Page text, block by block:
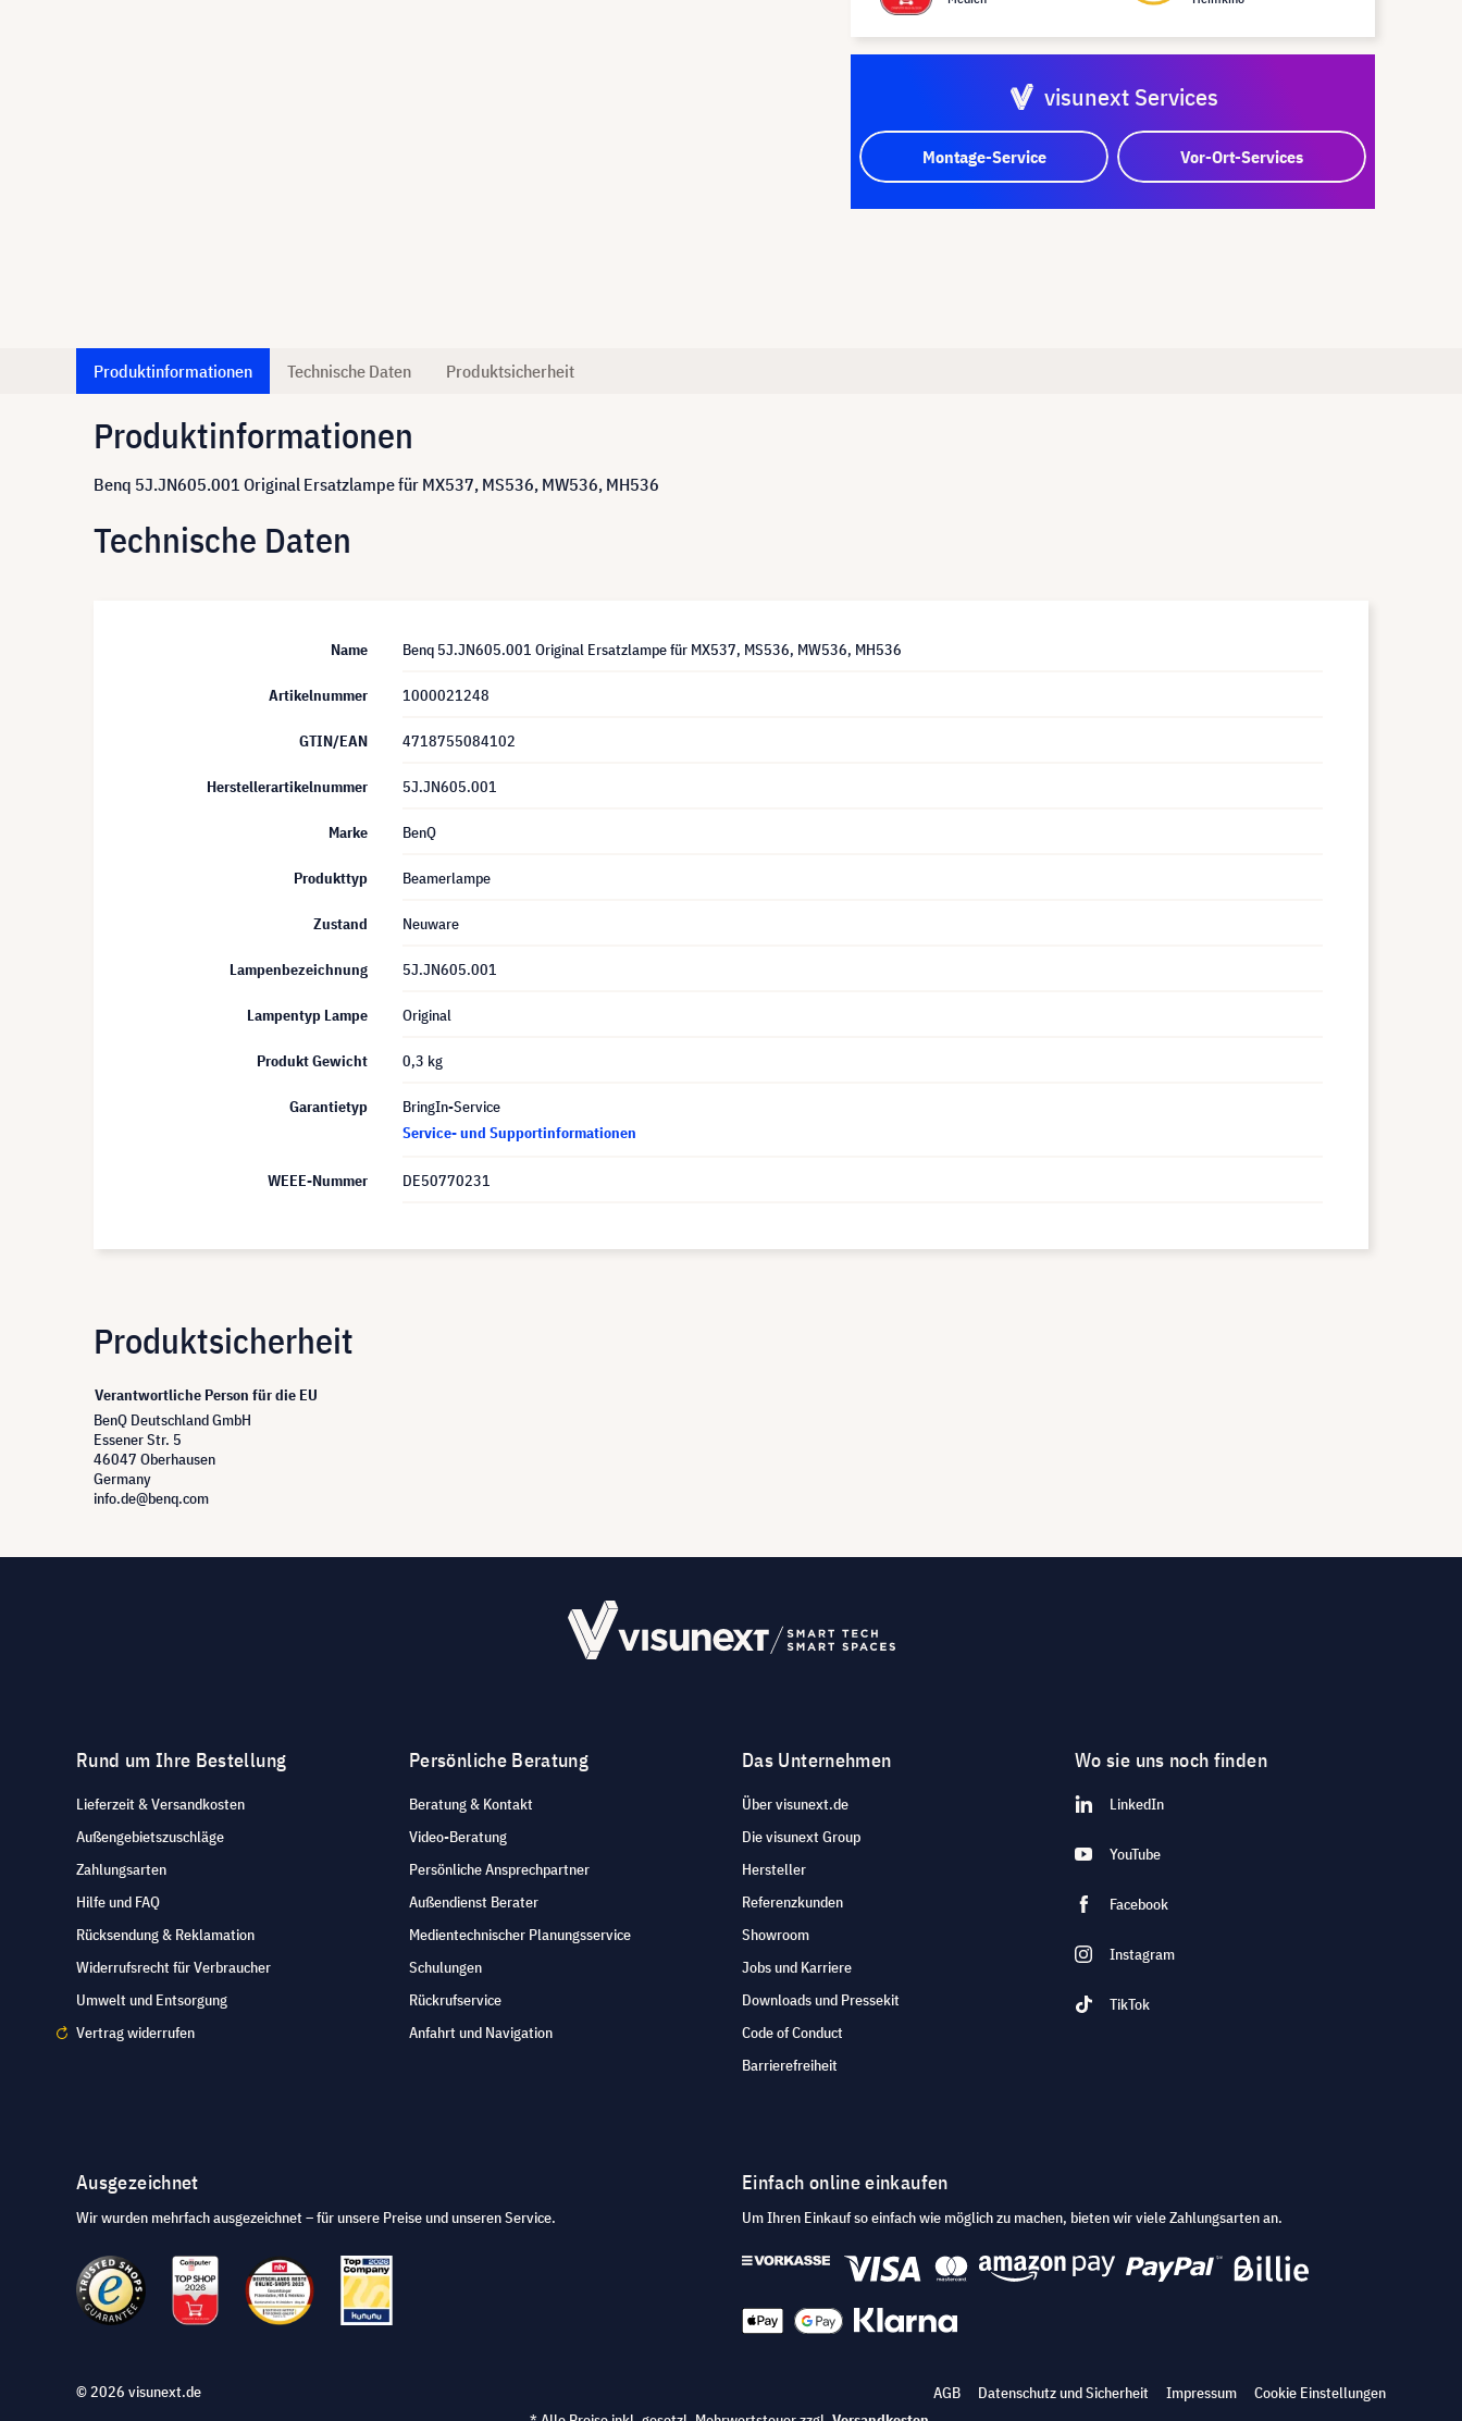
visunext Services
Montage-Service Vor-Ort-Services
Produktinformationen Technische Daten Produktsicherheit
Produktinformationen
Benq 5J.JN605.001 Original Ersatzlampe für MX537, MS536, MW536, MH536
Technische Daten
Name Benq 5J.JN605.001 Original Ersatzlampe für MX537, MS536, MW536, MH536
Artikelnummer 1000021248
GTIN/EAN 4718755084102
Herstellerartikelnummer 5J.JN605.001
Marke BenQ
Produkttyp Beamerlampe
Zustand Neuware
Lampenbezeichnung 5J.JN605.001
Lampentyp Lampe Original
Produkt Gewicht 0,3 kg
Garantietyp
BringIn-Service
Service- und Supportinformationen
WEEE-Nummer DE50770231
Produktsicherheit
Verantwortliche Person für die EU
BenQ Deutschland GmbH
Essener Str. 5
46047 Oberhausen
Germany
info.de@benq.com
Rund um Ihre Bestellung
Lieferzeit & Versandkosten
Außengebietszuschläge
Zahlungsarten
Hilfe und FAQ
Rücksendung & Reklamation
Widerrufsrecht für Verbraucher
Umwelt und Entsorgung
Vertrag widerrufen
Persönliche Beratung
Beratung & Kontakt
Video-Beratung
Persönliche Ansprechpartner
Außendienst Berater
Medientechnischer Planungsservice
Schulungen
Rückrufservice
Anfahrt und Navigation
Das Unternehmen
Über visunext.de
Die visunext Group
Hersteller
Referenzkunden
Showroom
Jobs und Karriere
Downloads und Pressekit
Code of Conduct
Barrierefreiheit
Wo sie uns noch finden
LinkedIn
YouTube
Facebook
Instagram
TikTok
Ausgezeichnet
Wir wurden mehrfach ausgezeichnet – für unsere Preise und unseren Service.
Einfach online einkaufen
Um Ihren Einkauf so einfach wie möglich zu machen, bieten wir viele Zahlungsarten an.
© 2026 visunext.de AGB Datenschutz und Sicherheit Impressum
Cookie Einstellungen